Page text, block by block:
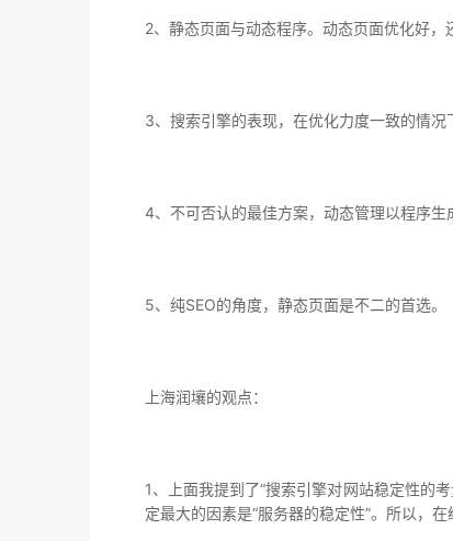
2、静态页面与动态程序。动态页面优化好，
3、搜索引擎的表现，在优化力度一致的情况
4、不可否认的最佳方案，动态管理以程序生
5、纯SEO的角度，静态页面是不二的首选。
上海润壤的观点：
1、上面我提到了“搜索引擎对网站稳定性的
定最大的因素是“服务器的稳定性”。所以，